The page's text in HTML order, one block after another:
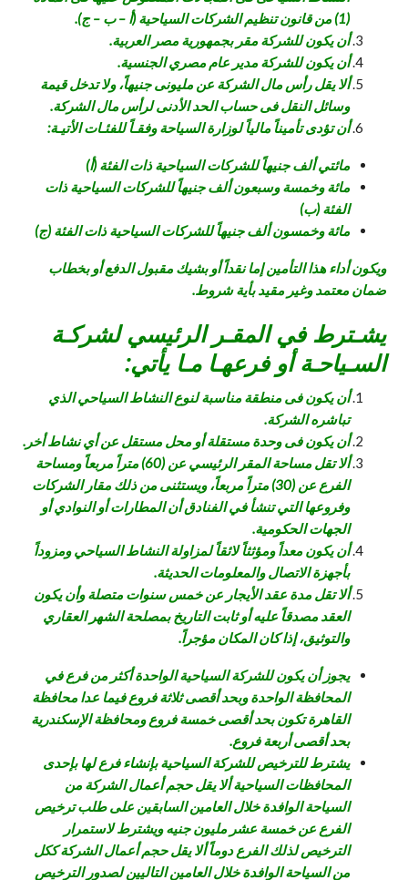
(1) من قانون تنظيم الشركات السياحية (أ – ب – ج).
أن يكون للشركة مقر بجمهورية مصر العربية.
أن يكون للشركة مدير عام مصري الجنسية.
ألا يقل رأس مال الشركة عن مليونى جنيهاً، ولا تدخل قيمة
وسائل النقل فى حساب الحد الأدنى لرأس مال الشركة.
أن تؤدى تأميناً مالياً لوزارة السياحة وفقـاً للفئـات الأتيـة:
مائتي ألف جنيهاً للشركات السياحية ذات الفئة (أ)
مائة وخمسة وسبعون ألف جنيهاً للشركات السياحية ذات
الفئة (ب)
مائة وخمسون ألف جنيهاً للشركات السياحية ذات الفئة (ج)
ويكون أداء هذا التأمين إما نقداً أو بشيك مقبول الدفع أو بخطاب
ضمان معتمد وغير مقيد بأية شروط.
يشـترط في المقـر الرئيسي لشركـة
السـياحـة أو فرعهـا مـا يأتي:
أن يكون فى منطقة مناسبة لنوع النشاط السياحي الذي
تباشره الشركة.
أن يكون فى وحدة مستقلة أو محل مستقل عن أي نشاط أخر.
ألا تقل مساحة المقر الرئيسي عن (60) متراً مربعاً ومساحة
الفرع عن (30) متراً مربعاً، ويستثنى من ذلك مقار الشركات
وفروعها التي تنشأ في الفنادق أن المطارات أو النوادي أو
الجهات الحكومية.
أن يكون معداً ومؤثثاً لائقاً لمزاولة النشاط السياحي ومزوداً
بأجهزة الاتصال والمعلومات الحديثة.
ألا تقل مدة عقد الأيجار عن خمس سنوات متصلة وأن يكون
العقد مصدقاً عليه أو ثابت التاريخ بمصلحة الشهر العقاري
والتوثيق، إذا كان المكان مؤجراً.
يجوز أن يكون للشركة السياحية الواحدة أكثر من فرع في
المحافظة الواحدة وبحد أقصى ثلاثة فروع فيما عدا محافظة
القاهرة تكون بحد أقصى خمسة فروع ومحافظة الإسكندرية
بحد أقصى أربعة فروع.
يشترط للترخيص للشركة السياحية بإنشاء فرع لها بإحدى
المحافظات السياحية ألا يقل حجم أعمال الشركة من
السياحة الوافدة خلال العامين السابقين على طلب ترخيص
الفرع عن خمسة عشر مليون جنيه ويشترط لاستمرار
الترخيص لذلك الفرع دوماً ألا يقل حجم أعمال الشركة ككل
من السياحة الوافدة خلال العامين التاليين لصدور الترخيص